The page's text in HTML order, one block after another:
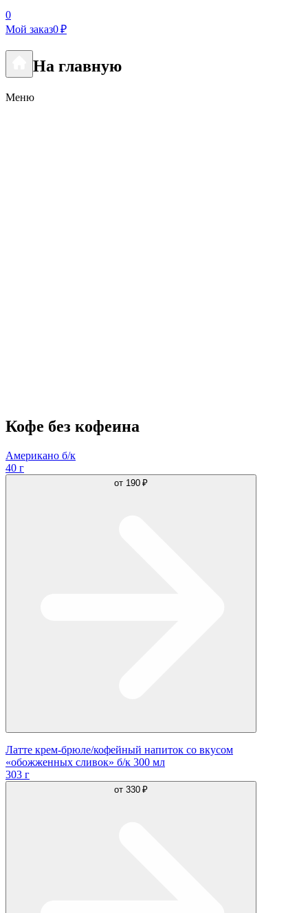
0
Мой заказ0 ₽
На главную
Меню
Кофе без кофеина
Американо б/к
40 г
от 190 ₽
Латте крем-брюле/кофейный напиток со вкусом
«обожженных сливок» б/к 300 мл
303 г
от 330 ₽